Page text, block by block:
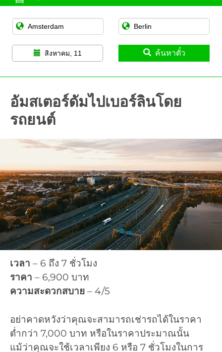
สิงหาคม, 11 ค้นหาตั๋ว
อัมสเตอร์ดัมไปเบอร์ลินโดย
รถยนต์
เวลา – 6 ถึง 7 ชั่วโมง
ราคา – 6,900 บาท
ความสะดวกสบาย – 4/5
อย่าคาดหวังว่าคุณจะสามารถเช่ารถได้ในราคา
ต่ำกว่า 7,000 บาท หรือในราคาประมาณนั้น
แม้ว่าคุณจะใช้เวลาเพียง 6 หรือ 7 ชั่วโมงในการ